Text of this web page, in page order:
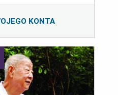
KONTA